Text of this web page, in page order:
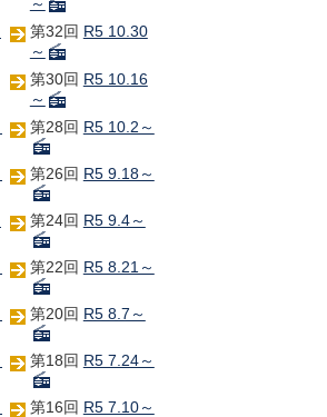
～
第32回 R5 10.30
～
第30回 R5 10.16
～
第28回 R5 10.2～
第26回 R5 9.18～
第24回 R5 9.4～
第22回 R5 8.21～
第20回 R5 8.7～
第18回 R5 7.24～
第16回 R5 7.10～